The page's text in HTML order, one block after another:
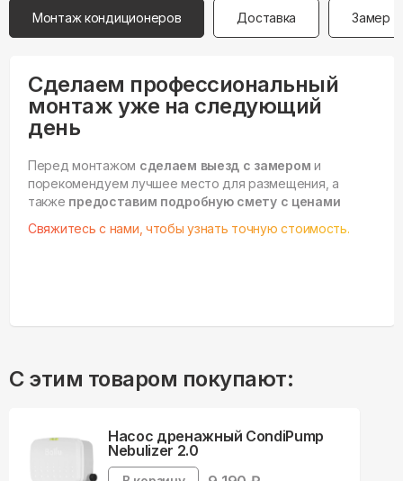
Монтаж кондиционеров Доставка Замер
Сделаем профессиональный
монтаж уже на следующий
день
Перед монтажом сделаем выезд с замером и
порекомендуем лучшее место для размещения, а
также предоставим подробную смету с ценами
Свяжитесь с нами, чтобы узнать точную стоимость.
С этим товаром покупают:
Насос дренажный CondiPump
Nebulizer 2.0